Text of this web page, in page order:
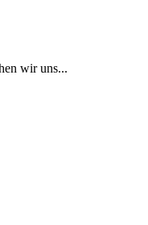
wir uns...